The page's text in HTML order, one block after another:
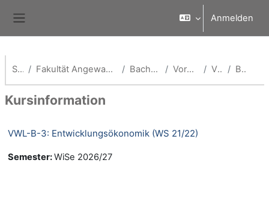
Anmelden
Startseite Fakultät Angewandte Wirtschaftswissenschaften (School of Management) Bachelor Volkswirtschaftslehre Vorherige Semester (VWL) VWL WS 21/22 Beschreibung
Kursinformation
VWL-B-3: Entwicklungsökonomik (WS 21/22)
Semester:WiSe 2026/27